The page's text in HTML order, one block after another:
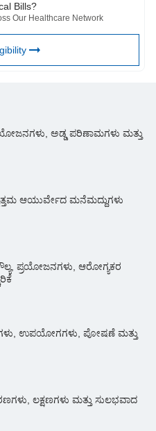
Bills?
Our Healthcare Network
ಅಡ್ಡ ಪರಿಣಾಮಗಳು ಮತ್ತು
ಆಯುರ್ವೇದ ಮನೆಮದ್ದುಗಳು
ಪ್ರಯೋಜನಗಳು, ಆರೋಗ್ಯಕರ
ಉಪಯೋಗಗಳು, ಪೋಷಣೆ ಮತ್ತು
ಲಕ್ಷಣಗಳು ಮತ್ತು ಸುಲಭವಾದ